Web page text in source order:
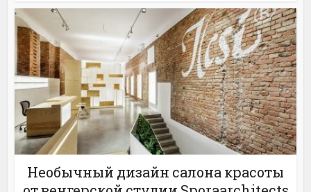
Необычный дизайн салона красоты